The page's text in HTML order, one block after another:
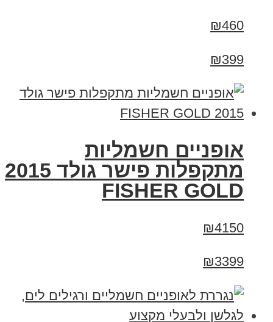
₪460
₪399
אופניים חשמליות
מתקפלות פישר גולד 2015
FISHER GOLD
₪4150
₪3399